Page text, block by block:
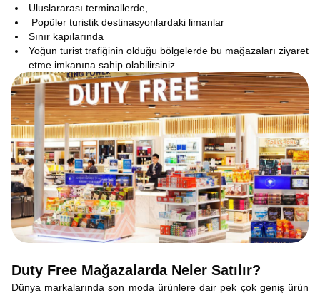
Uluslararası terminallerde,
Popüler turistik destinasyonlardaki limanlar
Sınır kapılarında
Yoğun turist trafiğinin olduğu bölgelerde bu mağazaları ziyaret
etme imkanına sahip olabilirsiniz.
Duty Free Mağazalarda Neler Satılır?
Dünya markalarında son moda ürünlere dair pek çok geniş ürün